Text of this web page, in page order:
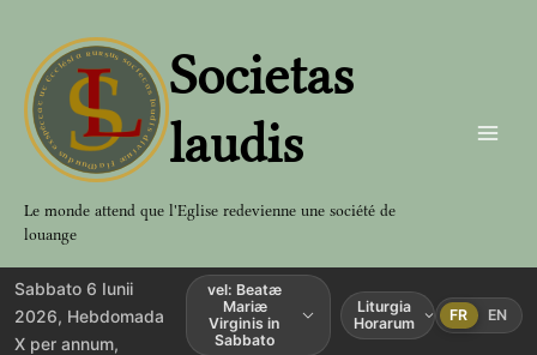
contenu
Societas
laudis
Le monde attend que l'Eglise redevienne une société de
louange
Sabbato 6 Iunii
2026, Hebdomada
X per annum,
vel: Beatæ
Mariæ
Virginis in
Sabbato
Liturgia
Horarum
FR EN